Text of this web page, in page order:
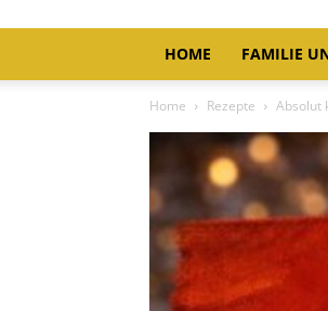
HOME FAMILIE
Home Rezepte Absolut